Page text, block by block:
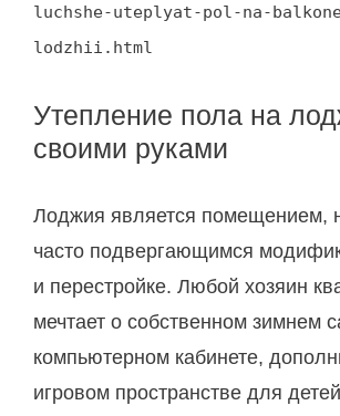
luchshe-uteplyat-pol-na-
lodzhii.html
Утепление пола на
своими руками
Лоджия является помещением,
часто подвергающимся
и перестройке. Любой хозяин
мечтает о собственном зимнем
компьютерном кабинете,
игровом пространстве для